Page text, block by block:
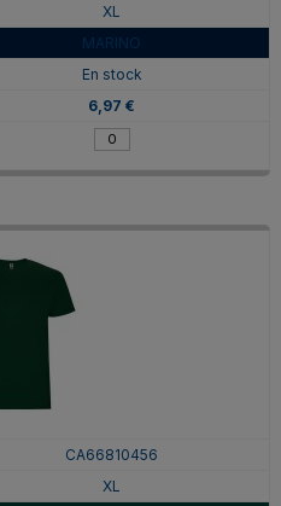
XL
MARINO
En stock
6,97 €
CA66810456
XL